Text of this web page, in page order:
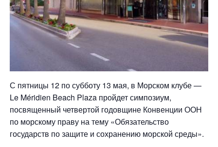
С пятницы 12 по субботу 13 мая, в Морском клубе —
Le Méridien Beach Plaza пройдет симпозиум,
посвященный четвертой годовщине Конвенции ООН
по морскому праву на тему «Обязательство
государств по защите и сохранению морской среды».